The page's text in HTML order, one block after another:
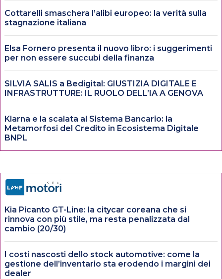
Cottarelli smaschera l’alibi europeo: la verità sulla
stagnazione italiana
Elsa Fornero presenta il nuovo libro: i suggerimenti
per non essere succubi della finanza
SILVIA SALIS a Bedigital: GIUSTIZIA DIGITALE E
INFRASTRUTTURE: IL RUOLO DELL’IA A GENOVA
Klarna e la scalata al Sistema Bancario: la
Metamorfosi del Credito in Ecosistema Digitale
BNPL
Kia Picanto GT-Line: la citycar coreana che si
rinnova con più stile, ma resta penalizzata dal
cambio (20/30)
I costi nascosti dello stock automotive: come la
gestione dell’inventario sta erodendo i margini dei
dealer